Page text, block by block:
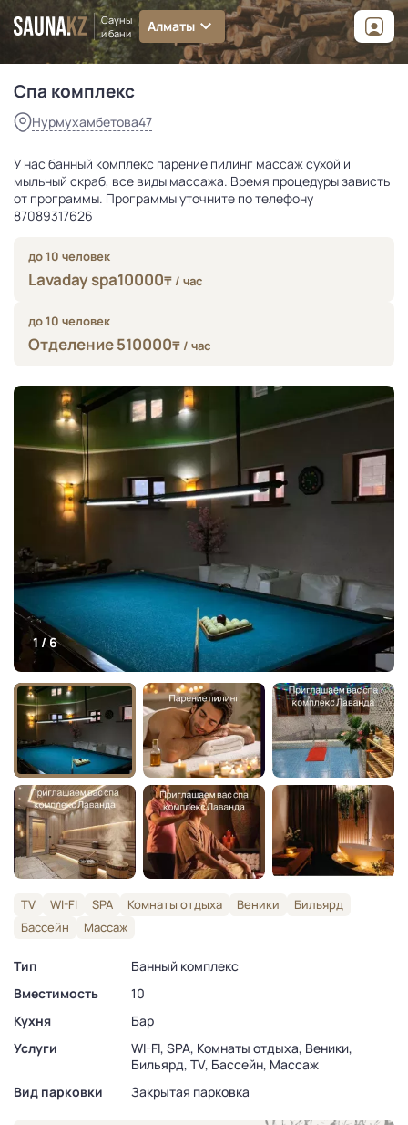
Сауны
и бани
Алматы
Нурмухамбетова47
от10 000₸
Спа комплекс
Нурмухамбетова47
У нас банный комплекс парение пилинг массаж сухой и
мыльный скраб, все виды массажа. Время процедуры зависть
от программы. Программы уточните по телефону
87089317626
до 10 человек
Lavaday spa10000₸ / час
до 10 человек
Отделение 510000₸ / час
1 / 6
TV WI-FI SPA Комнаты отдыха Веники
Бильярд
Бассейн
Массаж
Тип
Банный комплекс
Вместимость
10
Кухня
Бар
Услуги
WI-FI, SPA, Комнаты отдыха, Веники,
Бильярд, TV, Бассейн, Массаж
Вид парковки
Закрытая парковка